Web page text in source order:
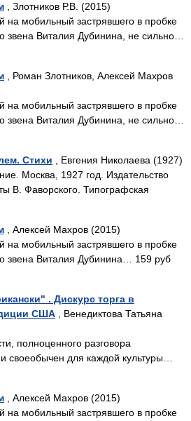
, Злотников Р.В. (2015)
на мобильный застрявшего в пробке
звена Виталия Дубинина, не сильно…
, Роман Злотников, Алексей Махров
на мобильный застрявшего в пробке
звена Виталия Дубинина, не сильно…
Стихи , Евгения Николаева (1927)
Москва, 1927 год. Издательство
В. Фаворского. Типографская
, Алексей Махров (2015)
на мобильный застрявшего в пробке
звена Виталия Дубинина… 159 руб
. Дискурс торга в
США , Венедиктова Татьяна
полноценного разговора
своеобычен для каждой культуры…
, Алексей Махров (2015)
на мобильный застрявшего в пробке